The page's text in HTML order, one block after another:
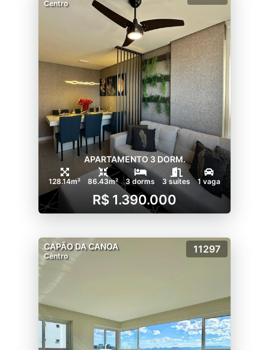
Centro
APARTAMENTO 3 DORM.
128.14m² 86.43m² 3 dorms 3 suítes 1 vaga
R$ 1.390.000
CAPÃO DA CANOA
Centro
11297